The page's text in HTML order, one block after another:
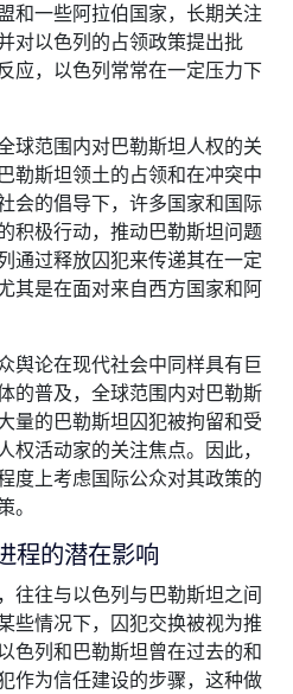
和一些阿拉伯国家，长期关注
对以色列的占领政策提出批
应，以色列常常在一定压力下
球范围内对巴勒斯坦人权的关
勒斯坦领土的占领和在冲突中
会的倡导下，许多国家和国际
积极行动，推动巴勒斯坦问题
通过释放囚犯来传递其在一定
其是在面对来自西方国家和阿
舆论在现代社会中同样具有巨
的普及，全球范围内对巴勒斯
量的巴勒斯坦囚犯被拘留和受
权活动家的关注焦点。因此，
度上考虑国际公众对其政策的
。
程的潜在影响
往往与以色列与巴勒斯坦之间
些情况下，囚犯交换被视为推
色列和巴勒斯坦曾在过去的和
作为信任建设的步骤，这种做